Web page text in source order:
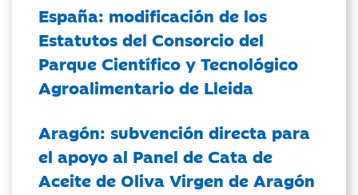
España: modificación de los
Estatutos del Consorcio del
Parque Científico y Tecnológico
Agroalimentario de Lleida
Aragón: subvención directa para
el apoyo al Panel de Cata de
Aceite de Oliva Virgen de Aragón